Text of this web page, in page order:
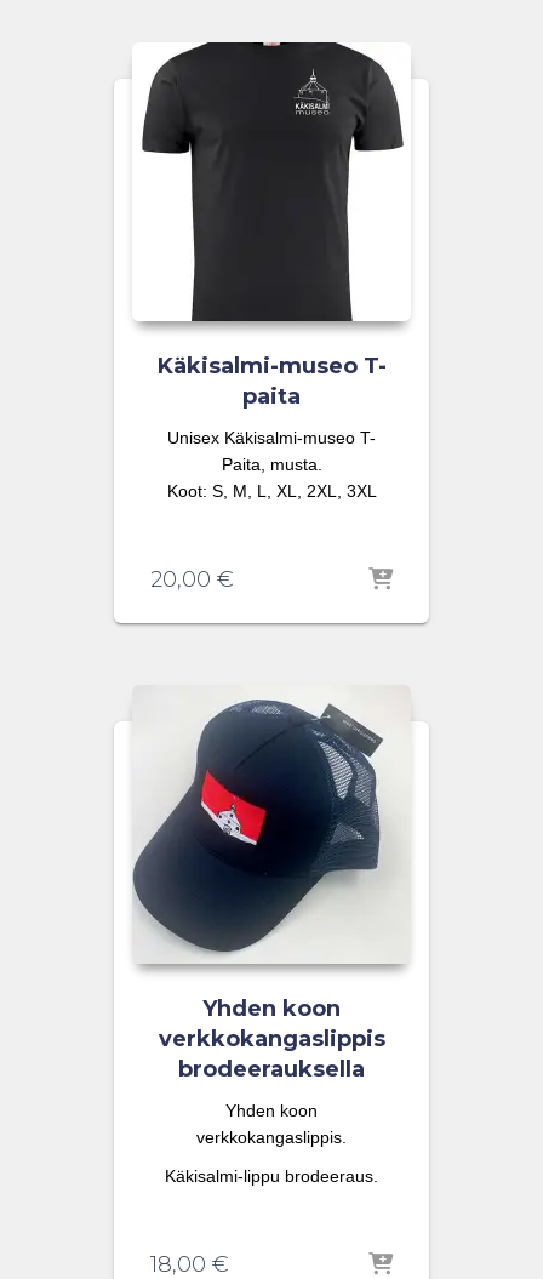
Käkisalmi-museo T-
paita
Unisex Käkisalmi-museo T-
Paita, musta.
Koot: S, M, L, XL, 2XL, 3XL
20,00 €
Yhden koon
verkkokangaslippis
brodeerauksella
Yhden koon
verkkokangaslippis.
Käkisalmi-lippu brodeeraus.
18,00 €